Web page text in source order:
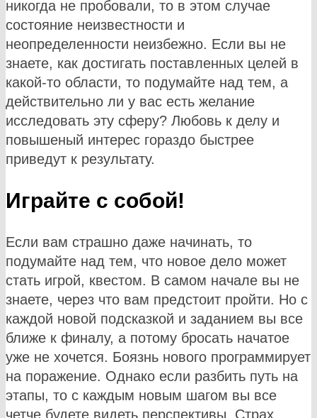
никогда не пробовали, то в этом случае
состояние неизвестности и
неопределенности неизбежно. Если вы не
знаете, как достигать поставленных целей в
какой-то области, то подумайте над тем, а
действительно ли у вас есть желание
исследовать эту сферу? Любовь к делу и
повышеный интерес гораздо быстрее
приведут к результату.
Играйте с собой!
Если вам страшно даже начинать, то
подумайте над тем, что новое дело может
стать игрой, квестом. В самом начале вы не
знаете, через что вам предстоит пройти. Но с
каждой новой подсказкой и заданием вы все
ближе к финалу, а потому бросать начатое
уже не хочется. Боязнь нового программирует
на поражение. Однако если разбить путь на
этапы, то с каждым новым шагом вы все
четче будете видеть перспективы. Страх